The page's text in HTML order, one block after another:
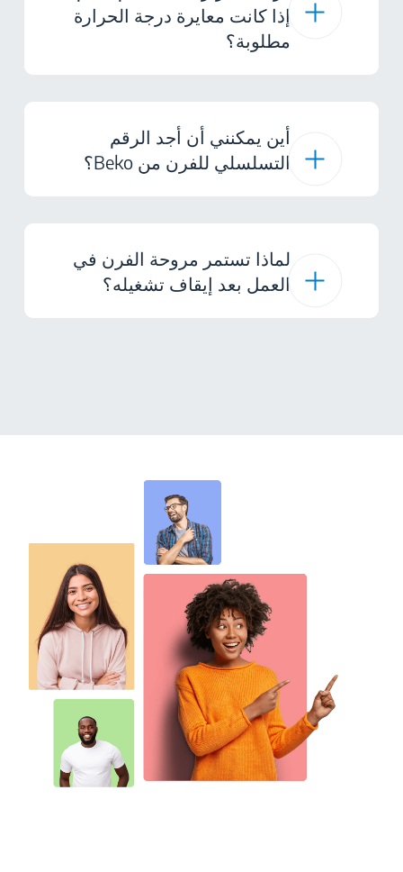
إذا كانت معايرة درجة الحرارة
مطلوبة؟
أين يمكنني أن أجد الرقم
التسلسلي للفرن من Beko؟
لماذا تستمر مروحة الفرن في
العمل بعد إيقاف تشغيله؟